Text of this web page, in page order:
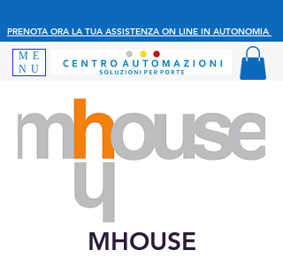
PRENOTA ORA LA TUA ASSISTENZA ON LINE IN AUTONOMIA
ME
NU
MHOUSE